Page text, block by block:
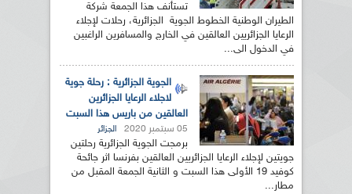
تستأنف هذا الجمعة شركة
الطيران الوطنية الخطوط الجوية الجزائرية، رحلات لإجلاء
الرعايا الجزائريين العالقين في الخارج والمسافرين الراغبين
في الدخول الى...
الجوية الجزائرية : رحلة جوية
لاجلاء الرعايا الجزائرين
العالقين من باريس هذا السبت
05 سبتمبر 2020 الجزائر
برمجت الجوية الجزائرية رحلتين
جويتين لإجلاء الرعايا الجزائريين العالقين بفرنسا اثر جائحة
كوفيد 19 الأولى هذا السبت و الثانية الجمعة المقبل من
مطار...